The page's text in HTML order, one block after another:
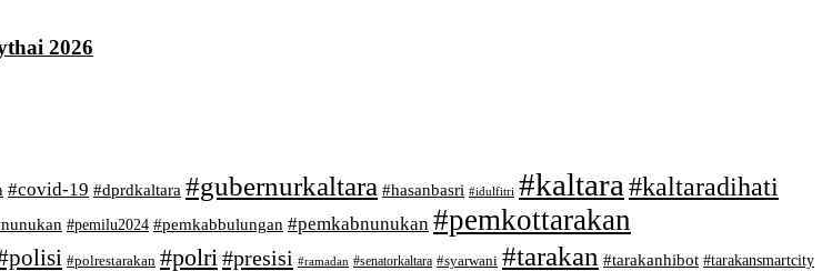
2026
#covid-19 #dprdkaltara #gubernurkaltara #hasanbasri #idulfitri #kaltara #kaltaradihati
#pemilu2024 #pemkabbulungan #pemkabnunukan #pemkottarakan
#polrestarakan #polri#presisi #ramadan #senatorkaltara #syarwani #tarakan #tarakanhibot #tarakansmartcity